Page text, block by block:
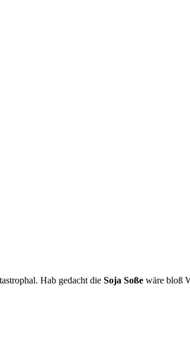
Hab gedacht die Soja Soße wäre bloß